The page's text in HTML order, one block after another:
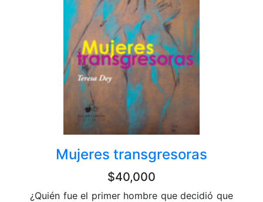
Mujeres transgresoras
$40,000
¿Quién fue el primer hombre que decidió que